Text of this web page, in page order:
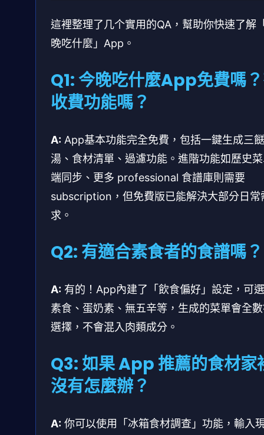
這裡整理了几个實用的QA，幫助你快速了解
晚吃什麼」App。
Q1: 今晚吃什麼App免費嗎
收費功能嗎？
A: App基本功能完全免費，包括一鍵生成三
湯、食材清單、過濾功能。進階功能如歷史
端同步、更多 professional 食譜庫則需要
subscription，但免費版已能解決大部分日常
求。
Q2: 有適合素食者的食譜嗎？
A: 有的！App內建了「飲食偏好」設定，可
素食、蛋奶素、無五辛等，生成的菜單會全
選擇，不會混入肉類成分。
Q3: 如果 App 推薦的食材家
沒有怎麼辦？
A: 你可以使用「冰箱食材調查」功能，輸入